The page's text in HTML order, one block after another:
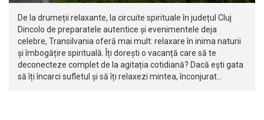
De la drumeții relaxante, la circuite spirituale în județul Cluj
Dincolo de preparatele autentice și evenimentele deja
celebre, Transilvania oferă mai mult: relaxare în inima naturii
și îmbogățire spirituală. Îți dorești o vacanță care să te
deconecteze complet de la agitația cotidiană? Dacă ești gata
să îți încarci sufletul și să îți relaxezi mintea, înconjurat…